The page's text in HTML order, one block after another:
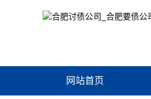
网站首页